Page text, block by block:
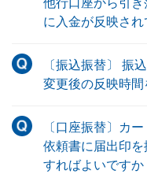
他行口座から引
に入金が反映され
〔振込振替〕 振
変更後の反映時間
〔口座振替〕カ
依頼書に届出印
すればよいですか